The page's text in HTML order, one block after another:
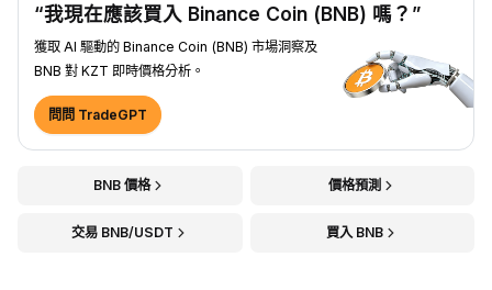
“我現在應該買入 Binance Coin (BNB) 嗎？”
獲取 AI 驅動的 Binance Coin (BNB) 市場洞察及
BNB 對 KZT 即時價格分析。
問問 TradeGPT
BNB 價格 價格預測
交易 BNB/USDT 買入 BNB